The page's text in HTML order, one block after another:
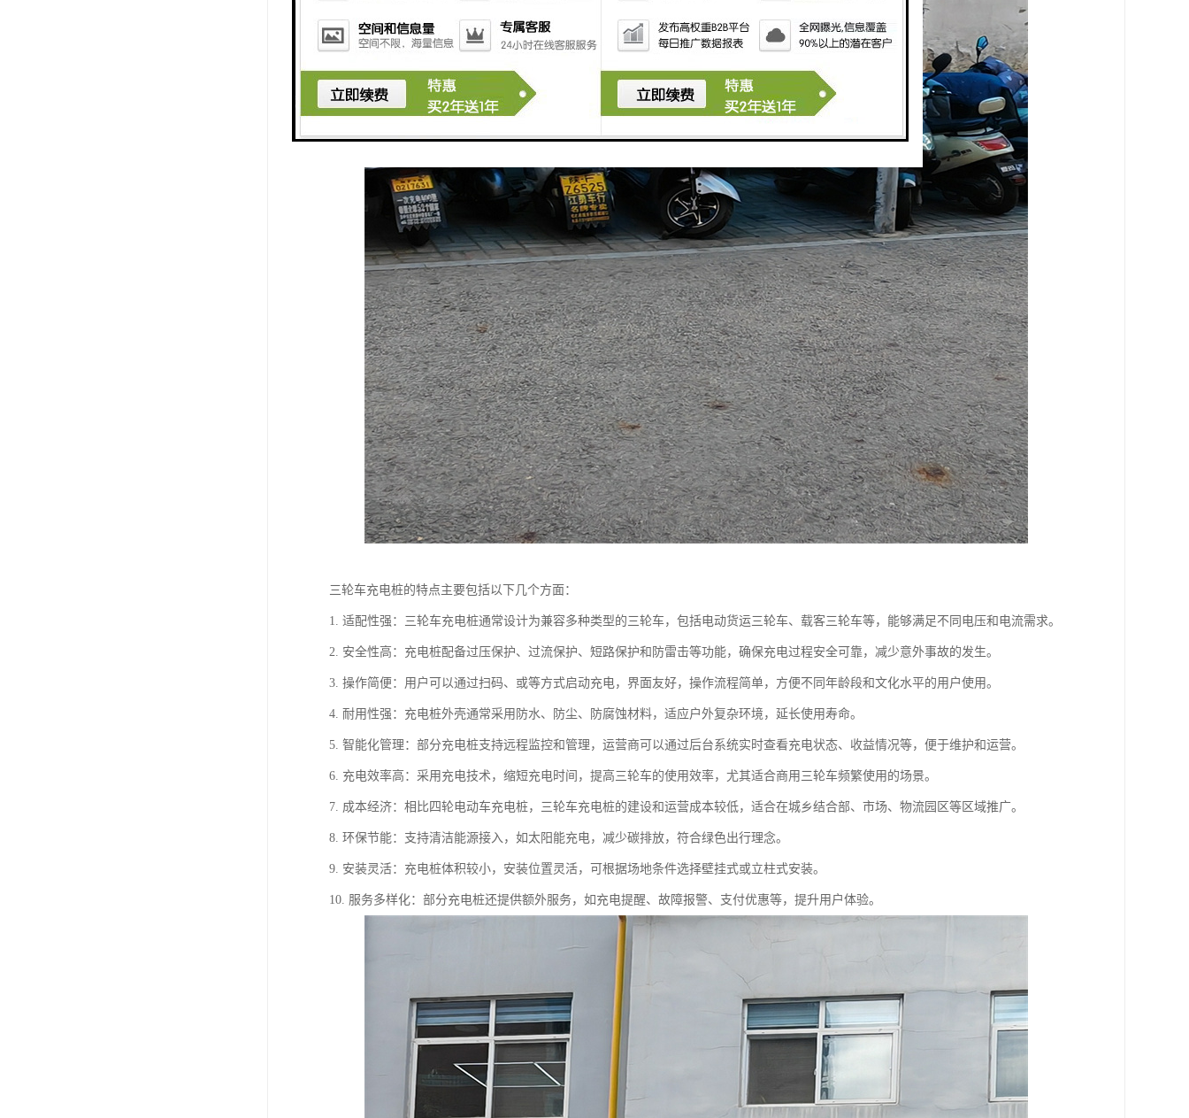
三轮车充电桩的特点主要包括以下几个方面：
1. 适配性强：三轮车充电桩通常设计为兼容多种类型的三轮车，包括电动货运三轮车、载客三轮车等，能够满足不同电压和电流需求。
2. 安全性高：充电桩配备过压保护、过流保护、短路保护和防雷击等功能，确保充电过程安全可靠，减少意外事故的发生。
3. 操作简便：用户可以通过扫码、或等方式启动充电，界面友好，操作流程简单，方便不同年龄段和文化水平的用户使用。
4. 耐用性强：充电桩外壳通常采用防水、防尘、防腐蚀材料，适应户外复杂环境，延长使用寿命。
5. 智能化管理：部分充电桩支持远程监控和管理，运营商可以通过后台系统实时查看充电状态、收益情况等，便于维护和运营。
6. 充电效率高：采用充电技术，缩短充电时间，提高三轮车的使用效率，尤其适合商用三轮车频繁使用的场景。
7. 成本经济：相比四轮电动车充电桩，三轮车充电桩的建设和运营成本较低，适合在城乡结合部、市场、物流园区等区域推广。
8. 环保节能：支持清洁能源接入，如太阳能充电，减少碳排放，符合绿色出行理念。
9. 安装灵活：充电桩体积较小，安装位置灵活，可根据场地条件选择壁挂式或立柱式安装。
10. 服务多样化：部分充电桩还提供额外服务，如充电提醒、故障报警、支付优惠等，提升用户体验。